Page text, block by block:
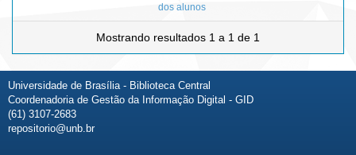
dos alunos
Mostrando resultados 1 a 1 de 1
Universidade de Brasília - Biblioteca Central
Coordenadoria de Gestão da Informação Digital - GID
(61) 3107-2683
repositorio@unb.br